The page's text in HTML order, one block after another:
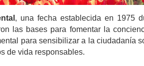
, una fecha establecida en 1975
las bases para fomentar la
para sensibilizar a la ciudadanía
de vida responsables.